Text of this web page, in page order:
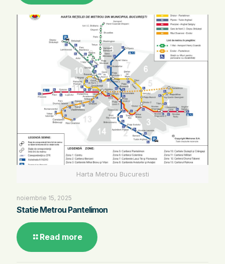
Harta Metrou Bucuresti
noiembrie 15, 2025
Statie Metrou Pantelimon
Read more